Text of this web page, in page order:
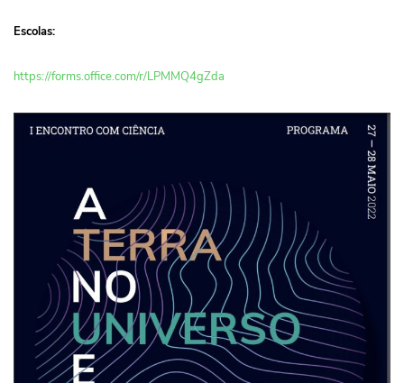
Escolas:
https://forms.office.com/r/LPMMQ4gZda